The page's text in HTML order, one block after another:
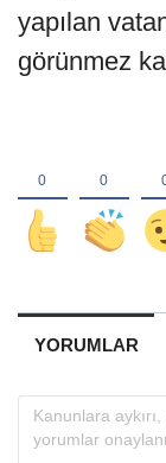
yapılan
görünmez
YORUMLAR